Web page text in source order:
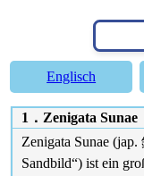
Englisch
1．Zenigata Sunae
Zenigata Sunae
Sandbild“) ist ein